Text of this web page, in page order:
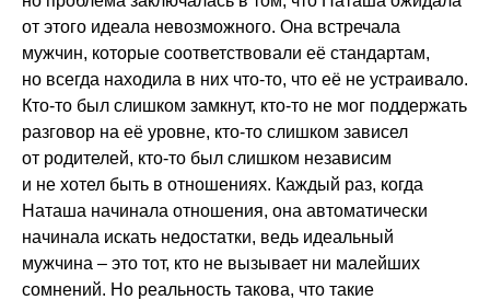
от этого идеала невозможного. Она встречала
мужчин, которые соответствовали её стандартам,
но всегда находила в них что-то, что её не устраивало.
Кто-то был слишком замкнут, кто-то не мог поддержать
разговор на её уровне, кто-то слишком зависел
от родителей, кто-то был слишком независим
и не хотел быть в отношениях. Каждый раз, когда
Наташа начинала отношения, она автоматически
начинала искать недостатки, ведь идеальный
мужчина – это тот, кто не вызывает ни малейших
сомнений. Но реальность такова, что такие